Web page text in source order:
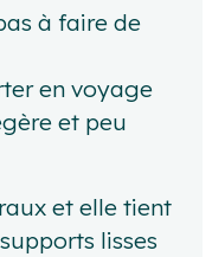
à faire de
en voyage
et peu
et elle tient
lisses